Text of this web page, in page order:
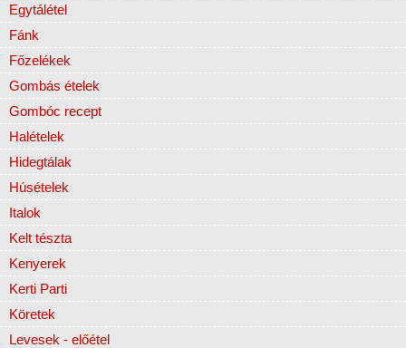
Egytálétel
Fánk
Főzelékek
Gombás ételek
Gombóc recept
Halételek
Hidegtálak
Húsételek
Italok
Kelt tészta
Kenyerek
Kerti Parti
Köretek
Levesek - előétel